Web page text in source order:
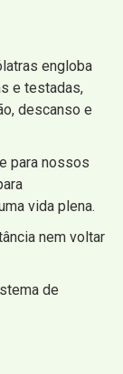
engloba
e testadas,
descanso e
para nossos
vida plena.
nem voltar
de